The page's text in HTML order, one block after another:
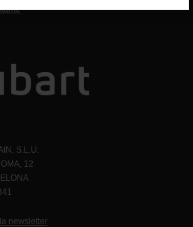
S.L.U.
12
newsletter